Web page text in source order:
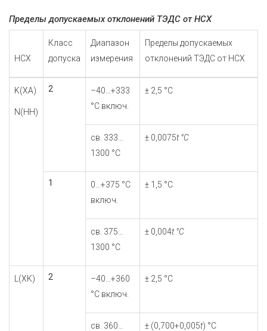
Пределы допускаемых отклонений ТЭДС от НСХ
НСХ
Класс
допуска
Диапазон
измерения
Пределы допускаемых
отклонений ТЭДС от НСХ
K(ХА)
N(НН)
2
–40…+333
°С включ.
± 2,5 °С
св. 333…
1300 °С
± 0,0075t °С
1
0…+375 °С
включ.
± 1,5 °С
св. 375…
1300 °С
± 0,004t °С
L(ХК) 2
–40…+360
°С включ.
± 2,5 °С
св. 360…
± (0,700+0,005t) °С